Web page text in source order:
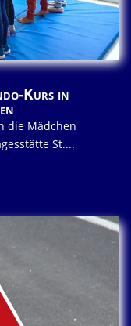
Kurs in
die Mädchen
St....